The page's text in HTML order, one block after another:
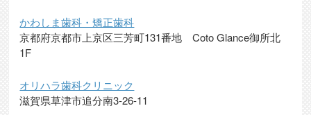
かわしま歯科・矯正歯科
京都府京都市上京区三芳町131番地 Coto Glance御所北
1F
オリハラ歯科クリニック
滋賀県草津市追分南3-26-11